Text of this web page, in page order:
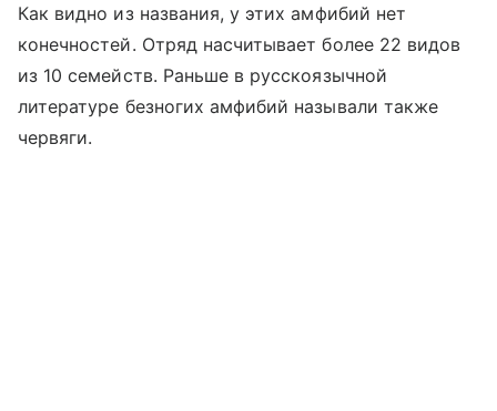
Как видно из названия, у этих амфибий нет
конечностей. Отряд насчитывает более 22 видов
из 10 семейств. Раньше в русскоязычной
литературе безногих амфибий называли также
червяги.